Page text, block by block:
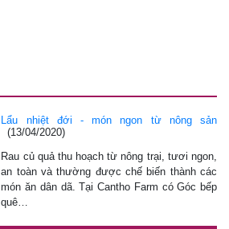
Lẩu nhiệt đới - món ngon từ nông sản
(13/04/2020)
Rau củ quả thu hoạch từ nông trại, tươi ngon,
an toàn và thường được chế biến thành các
món ăn dân dã. Tại Cantho Farm có Góc bếp
quê…